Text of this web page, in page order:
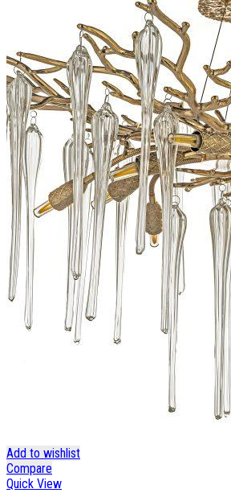
Add to wishlist
Compare
Quick View